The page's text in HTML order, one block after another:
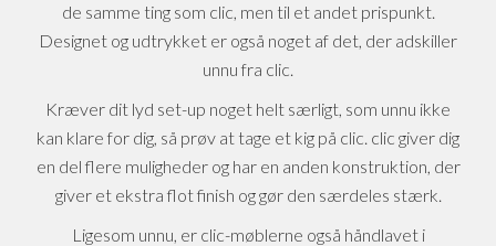
de samme ting som clic, men til et andet prispunkt.
Designet og udtrykket er også noget af det, der adskiller
unnu fra clic.
Kræver dit lyd set-up noget helt særligt, som unnu ikke
kan klare for dig, så prøv at tage et kig på clic. clic giver dig
en del flere muligheder og har en anden konstruktion, der
giver et ekstra flot finish og gør den særdeles stærk.
Ligesom unnu, er clic-møblerne også håndlavet i